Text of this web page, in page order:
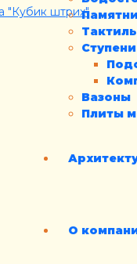
Ступени
Вазоны
Плиты
О